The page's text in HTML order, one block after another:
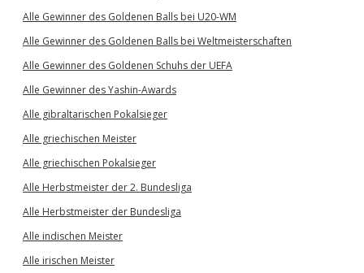
Alle Gewinner des Goldenen Balls bei U20-WM
Alle Gewinner des Goldenen Balls bei Weltmeisterschaften
Alle Gewinner des Goldenen Schuhs der UEFA
Alle Gewinner des Yashin-Awards
Alle gibraltarischen Pokalsieger
Alle griechischen Meister
Alle griechischen Pokalsieger
Alle Herbstmeister der 2. Bundesliga
Alle Herbstmeister der Bundesliga
Alle indischen Meister
Alle irischen Meister